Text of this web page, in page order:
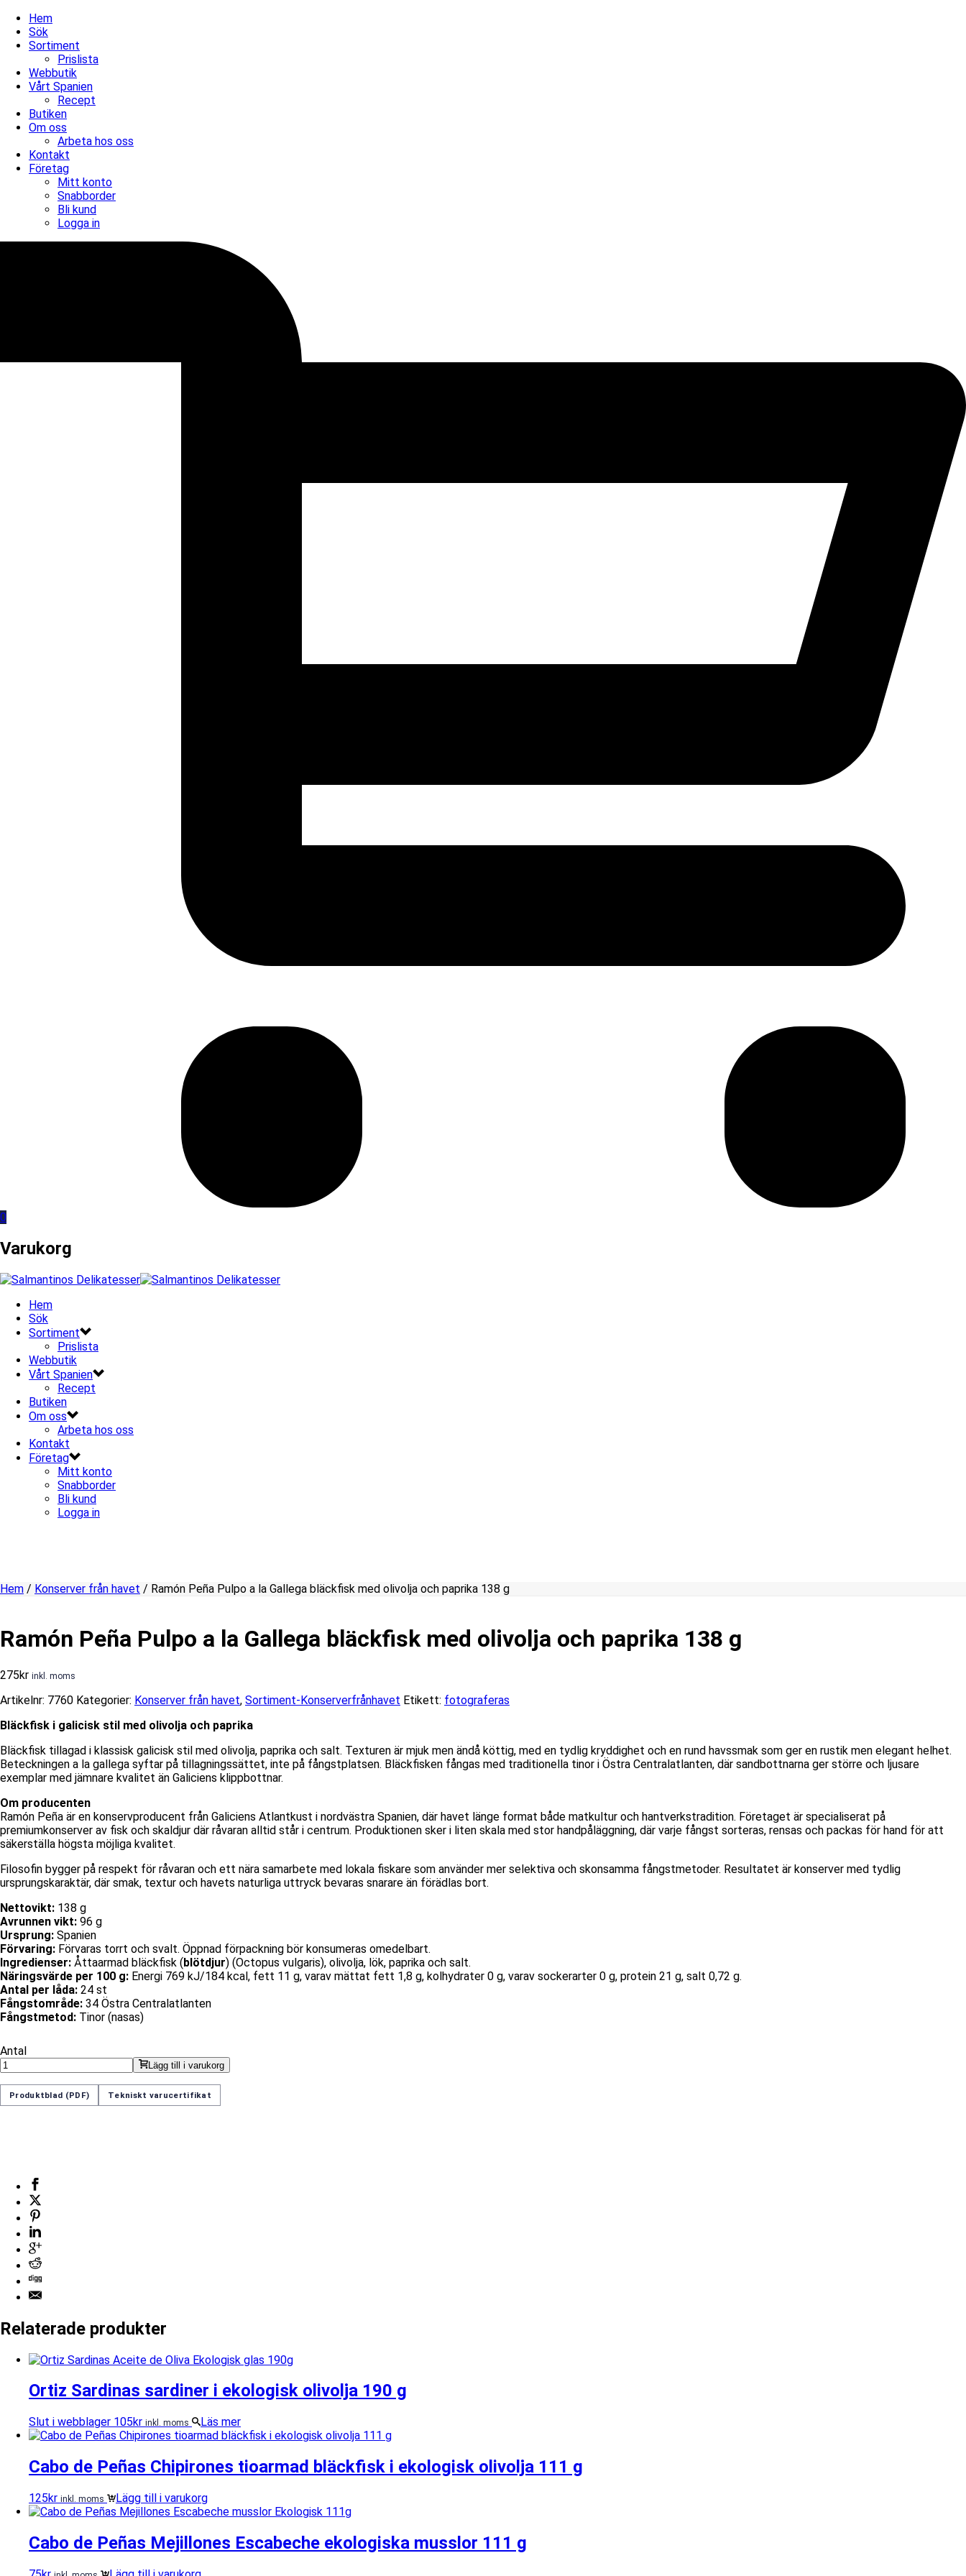
Hem
Sök
Sortiment
Prislista
Webbutik
Vårt Spanien
Recept
Butiken
Om oss
Arbeta hos oss
Kontakt
Företag
Mitt konto
Snabborder
Bli kund
Logga in
0
Varukorg
Hem
Sök
Sortiment
Prislista
Webbutik
Vårt Spanien
Recept
Butiken
Om oss
Arbeta hos oss
Kontakt
Företag
Mitt konto
Snabborder
Bli kund
Logga in
Hem / Konserver från havet / Ramón Peña Pulpo a la Gallega bläckfisk med olivolja och paprika 138 g
Ramón Peña Pulpo a la Gallega bläckfisk med olivolja och paprika 138 g
275kr inkl. moms
Artikelnr: 7760 Kategorier: Konserver från havet, Sortiment-Konserverfrånhavet Etikett: fotograferas
Bläckfisk i galicisk stil med olivolja och paprika
Bläckfisk tillagad i klassisk galicisk stil med olivolja, paprika och salt. Texturen är mjuk men ändå köttig, med en tydlig kryddighet och en rund havssmak som ger en rustik men elegant helhet.
Beteckningen a la gallega syftar på tillagningssättet, inte på fångstplatsen. Bläckfisken fångas med traditionella tinor i Östra Centralatlanten, där sandbottnarna ger större och ljusare
exemplar med jämnare kvalitet än Galiciens klippbottnar.
Om producenten
Ramón Peña är en konservproducent från Galiciens Atlantkust i nordvästra Spanien, där havet länge format både matkultur och hantverkstradition. Företaget är specialiserat på
premiumkonserver av fisk och skaldjur där råvaran alltid står i centrum. Produktionen sker i liten skala med stor handpåläggning, där varje fångst sorteras, rensas och packas för hand för att
säkerställa högsta möjliga kvalitet.
Filosofin bygger på respekt för råvaran och ett nära samarbete med lokala fiskare som använder mer selektiva och skonsamma fångstmetoder. Resultatet är konserver med tydlig
ursprungskaraktär, där smak, textur och havets naturliga uttryck bevaras snarare än förädlas bort.
Nettovikt: 138 g
Avrunnen vikt: 96 g
Ursprung: Spanien
Förvaring: Förvaras torrt och svalt. Öppnad förpackning bör konsumeras omedelbart.
Ingredienser: Åttaarmad bläckfisk (blötdjur) (Octopus vulgaris), olivolja, lök, paprika och salt.
Näringsvärde per 100 g: Energi 769 kJ/184 kcal, fett 11 g, varav mättat fett 1,8 g, kolhydrater 0 g, varav sockerarter 0 g, protein 21 g, salt 0,72 g.
Antal per låda: 24 st
Fångstområde: 34 Östra Centralatlanten
Fångstmetod: Tinor (nasas)
Antal
Lägg till i varukorg
Produktblad (PDF) Tekniskt varucertifikat
Relaterade produkter
Ortiz Sardinas sardiner i ekologisk olivolja 190 g
Slut i webblager 105kr inkl. moms Läs mer
Cabo de Peñas Chipirones tioarmad bläckfisk i ekologisk olivolja 111 g
125kr inkl. moms Lägg till i varukorg
Cabo de Peñas Mejillones Escabeche ekologiska musslor 111 g